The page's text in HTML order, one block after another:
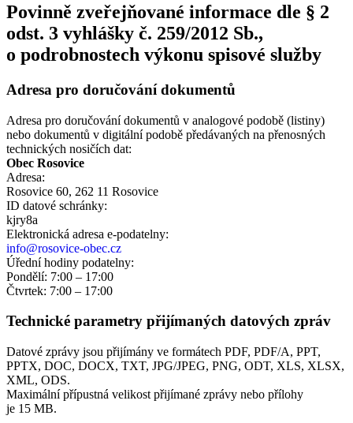
Povinně zveřejňované informace dle § 2
odst. 3 vyhlášky č. 259/2012 Sb.,
o podrobnostech výkonu spisové služby
Adresa pro doručování dokumentů
Adresa pro doručování dokumentů v analogové podobě (listiny)
nebo dokumentů v digitální podobě předávaných na přenosných
technických nosičích dat:
Obec Rosovice
Adresa:
Rosovice 60, 262 11 Rosovice
ID datové schránky:
kjry8a
Elektronická adresa e‑podatelny:
info@rosovice-obec.cz
Úřední hodiny podatelny:
Pondělí: 7:00 – 17:00
Čtvrtek: 7:00 – 17:00
Technické parametry přijímaných datových zpráv
Datové zprávy jsou přijímány ve formátech PDF, PDF/A, PPT,
PPTX, DOC, DOCX, TXT, JPG/JPEG, PNG, ODT, XLS, XLSX,
XML, ODS.
Maximální přípustná velikost přijímané zprávy nebo přílohy
je 15 MB.